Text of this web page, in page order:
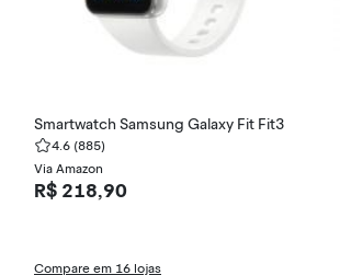
Smartwatch Samsung Galaxy Fit Fit3
4.6 (885)
Via Amazon
R$ 218,90
Compare em 16 lojas